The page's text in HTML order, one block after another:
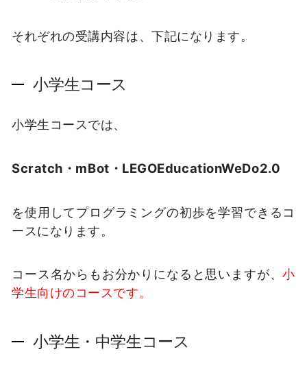
それぞれの受講内容は、下記になります。
小学生コース
小学生コースでは、
Scratch・mBot・LEGOEducationWeDo2.0
を使用してプログラミングの初歩を学習できるコ
ースになります。
コース名からもお分かりになると思いますが、小
学生向けのコースです。
小学生・中学生コース